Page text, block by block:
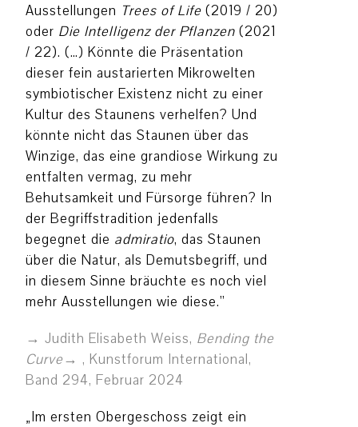
Ausstellungen Trees of Life (2019 / 20)
oder Die Intelligenz der Pflanzen (2021
/ 22). (…) Könnte die Präsentation
dieser fein austarierten Mikrowelten
symbiotischer Existenz nicht zu einer
Kultur des Staunens verhelfen? Und
könnte nicht das Staunen über das
Winzige, das eine grandiose Wirkung zu
entfalten vermag, zu mehr
Behutsamkeit und Fürsorge führen? In
der Begriffstradition jedenfalls
begegnet die admiratio, das Staunen
über die Natur, als Demutsbegriff, und
in diesem Sinne bräuchte es noch viel
mehr Ausstellungen wie diese.”
Judith Elisabeth Weiss, Bending the
Curve
, Kunstforum International,
Band 294, Februar 2024
„Im ersten Obergeschoss zeigt ein